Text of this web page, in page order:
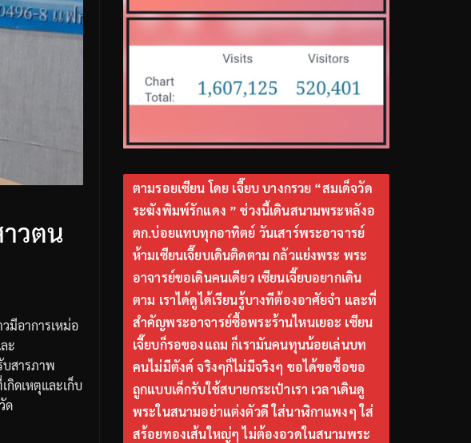
วตน
มีอาการเหม่อ
ะ
บสารภาพ
กิดเหตุและเก็บ
ด
ตามรอยเซียน โดย เจี๊ยบ บางกรวย “สมเด็จวัด
ระฆังพิมพ์รักแดง ” ช่วงนี้เดินสนามพระหลังอ
ตก.บ่อยแทบทุกอาทิตย์ วันเสาร์พระอาจารย์
ห้ามเซียนเจี๊ยบเดินติดตาม กลัวแย่งพระ พระ
อาจารย์ขอเดินคนเดียว เซียนเจี๊ยบอยากเดิน
ตาม เราได้ดูได้เรียนรู้บางทีต้องอาศัยจำ และที่
สำคัญพระอาจารย์ซื้อพระร้านไหนเยอะ เซียน
เจี๊ยบก็รอของแถม ก็เรามันคนทุนน้อยเล่นบท
คนไม่มีตังค์ จริงๆก็ไม่มีจริงๆ ขอได้ขอซื้อขอ
ถูกแบบเด็กรับใช้สบายกระเป๋าเรา เวลาเดินดู
พระในสนามอย่าแต่งตัวดี ใส่นาฬิกาแพงๆ ใส่
สร้อยทองเส้นใหญ่ๆ ไม่ต้องอวดในสนามพระ